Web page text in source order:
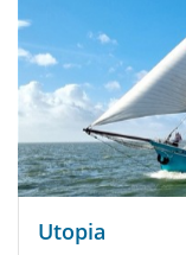
Utopia